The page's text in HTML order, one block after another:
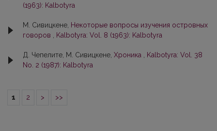
(1963): Kalbotyra
М. Сивицкене, Некоторые вопросы изучения островных
говоров
Kalbotyra: Vol. 8 (1963): Kalbotyra
Д. Чепелите, М. Сивицкене, Хроника
Kalbotyra: Vol. 38
No. 2 (1987): Kalbotyra
1 2 > >>